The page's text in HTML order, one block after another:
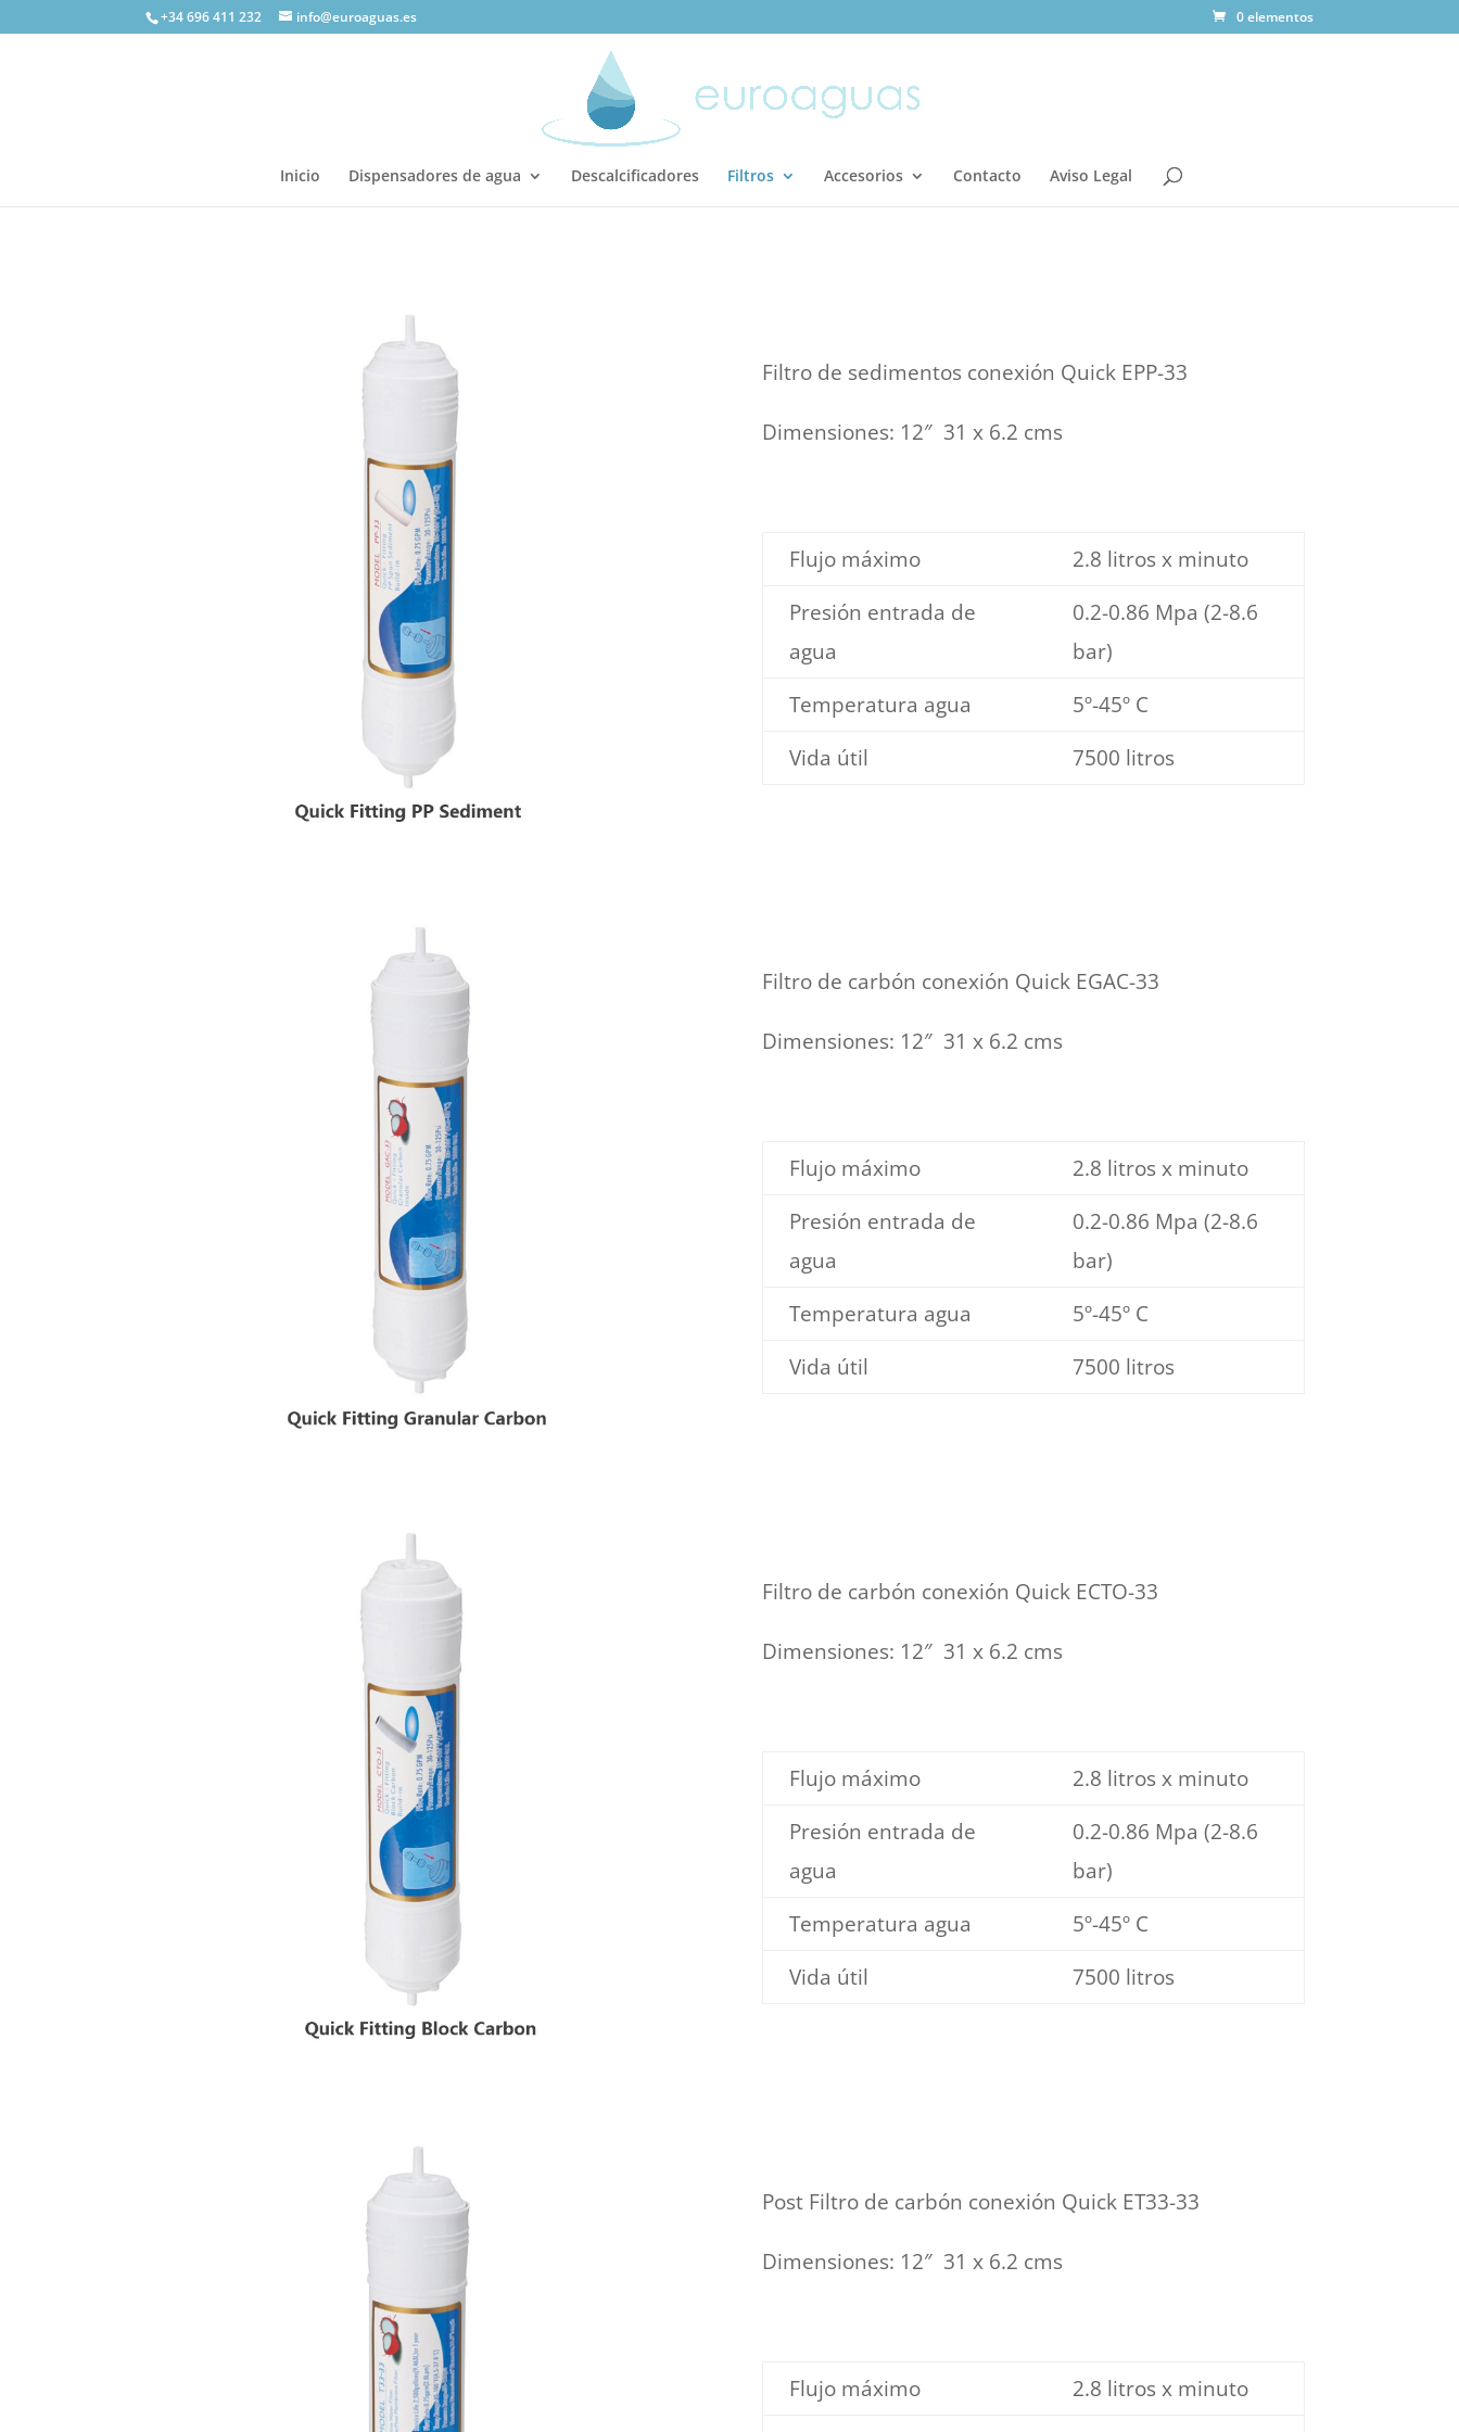
+34 696 411 232 info@euroaguas.es 0 elementos
Inicio Dispensadores de agua Descalcificadores Filtros Accesorios Contacto Aviso Legal
Filtro de sedimentos conexión Quick EPP-33
Dimensiones: 12″ 31 x 6.2 cms
Flujo máximo
2.8 litros x minuto
Presión entrada de
agua
0.2-0.86 Mpa (2-8.6
bar)
Temperatura agua
5º-45º C
Vida útil
7500 litros
Filtro de carbón conexión Quick EGAC-33
Dimensiones: 12″ 31 x 6.2 cms
Flujo máximo
2.8 litros x minuto
Presión entrada de
agua
0.2-0.86 Mpa (2-8.6
bar)
Temperatura agua
5º-45º C
Vida útil
7500 litros
Filtro de carbón conexión Quick ECTO-33
Dimensiones: 12″ 31 x 6.2 cms
Flujo máximo
2.8 litros x minuto
Presión entrada de
agua
0.2-0.86 Mpa (2-8.6
bar)
Temperatura agua
5º-45º C
Vida útil
7500 litros
Post Filtro de carbón conexión Quick ET33-33
Dimensiones: 12″ 31 x 6.2 cms
Flujo máximo
2.8 litros x minuto